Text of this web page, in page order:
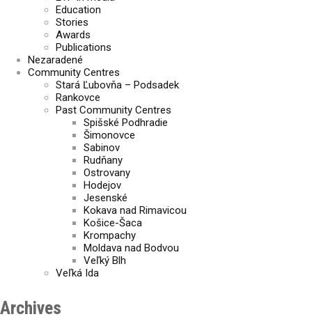
Education
Stories
Awards
Publications
Nezaradené
Community Centres
Stará Ľubovňa – Podsadek
Rankovce
Past Community Centres
Spišské Podhradie
Šimonovce
Sabinov
Rudňany
Ostrovany
Hodejov
Jesenské
Kokava nad Rimavicou
Košice-Šaca
Krompachy
Moldava nad Bodvou
Veľký Blh
Veľká Ida
Archives